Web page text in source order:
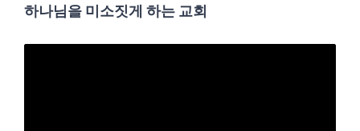
하나님을 미소짓게 하는 교회